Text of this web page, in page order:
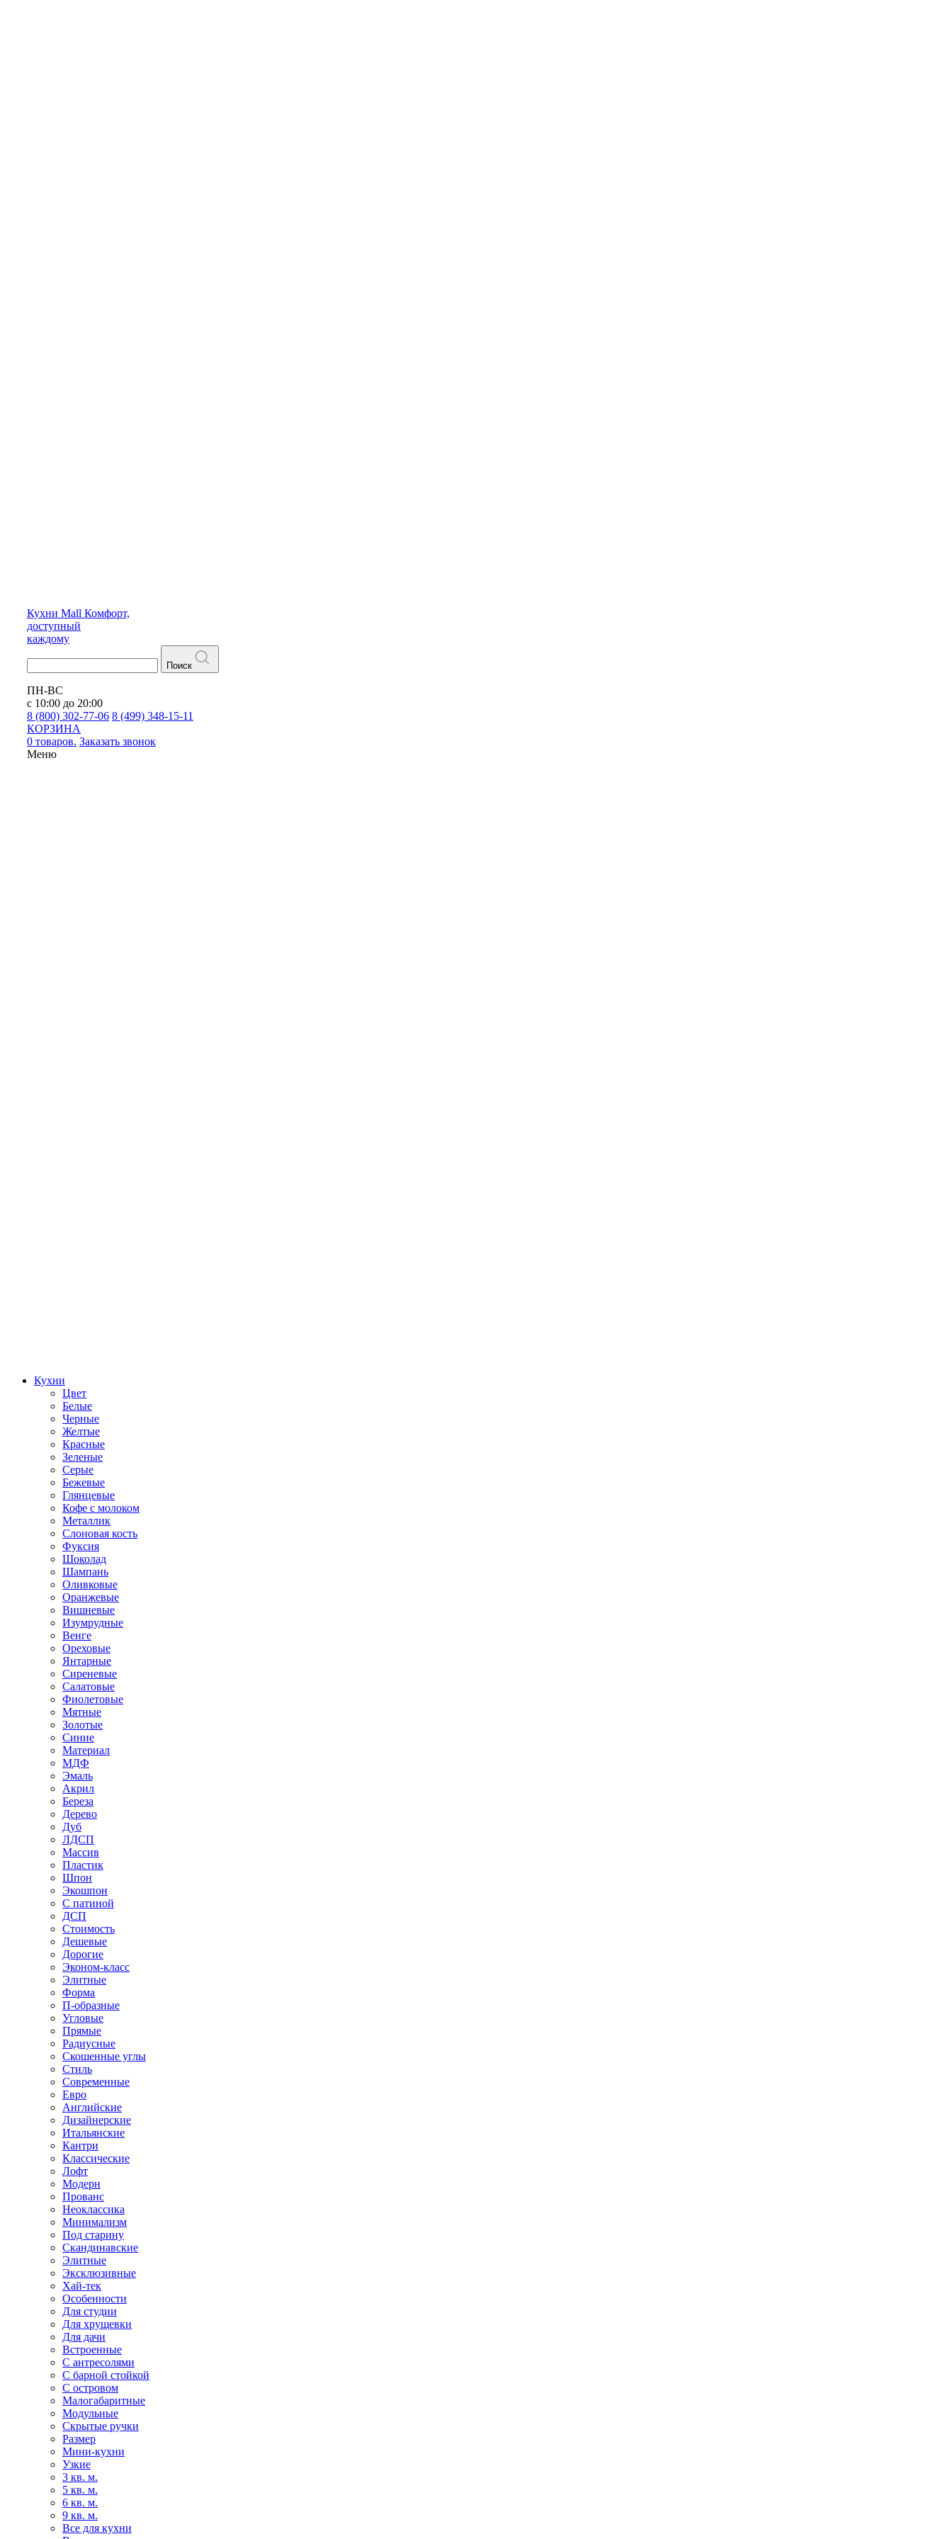
Кухни Mall Комфорт,
доступный
каждому
Поиск
ПН-ВС
с 10:00 до 20:00
8 (800) 302-77-06 8 (499) 348-15-11
КОРЗИНА
0 товаров. Заказать звонок
Меню
Кухни
Цвет
Белые
Черные
Желтые
Красные
Зеленые
Серые
Бежевые
Глянцевые
Кофе с молоком
Металлик
Слоновая кость
Фуксия
Шоколад
Шампань
Оливковые
Оранжевые
Вишневые
Изумрудные
Венге
Ореховые
Янтарные
Сиреневые
Салатовые
Фиолетовые
Мятные
Золотые
Синие
Материал
МДФ
Эмаль
Акрил
Береза
Дерево
Дуб
ЛДСП
Массив
Пластик
Шпон
Экошпон
С патиной
ДСП
Стоимость
Дешевые
Дорогие
Эконом-класс
Элитные
Форма
П-образные
Угловые
Прямые
Радиусные
Скошенные углы
Стиль
Современные
Евро
Английские
Дизайнерские
Итальянские
Кантри
Классические
Лофт
Модерн
Прованс
Неоклассика
Минимализм
Под старину
Скандинавские
Элитные
Эксклюзивные
Хай-тек
Особенности
Для студии
Для хрущевки
Для дачи
Встроенные
С антресолями
С барной стойкой
С островом
Малогабаритные
Модульные
Скрытые ручки
Размер
Мини-кухни
Узкие
3 кв. м.
5 кв. м.
6 кв. м.
9 кв. м.
Все для кухни